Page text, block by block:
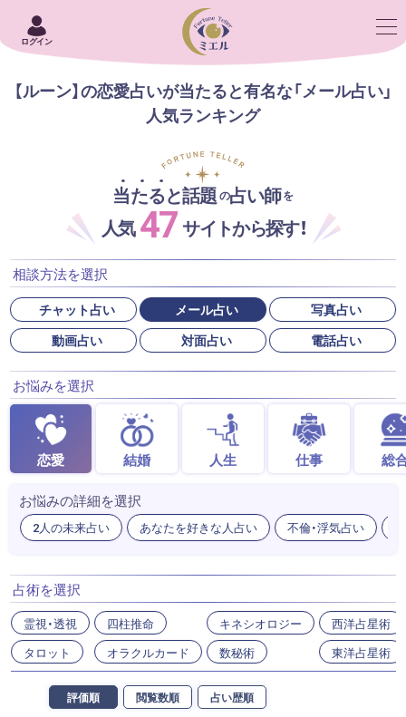
ログイン
【ルーン】の恋愛占いが当たると有名な「メール占い」
人気ランキング
当たると話題の占い師を
人気47サイトから探す！
相談方法を選択
チャット占い メール占い
写真占い
動画占い
対面占い 電話占い
お悩みを選択
恋愛 結婚 人生 仕事 総
お悩みの詳細を選択
2人の未来占い あなたを好きな人占い 不倫・浮気占い
占術を選択
霊視・透視
タロット
四柱推命
オラクルカード
キネシオロジー
数秘術
西洋占星術
東洋占星術
評価順 閲覧数順 占い歴順